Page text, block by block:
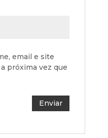
email e site
próxima vez que